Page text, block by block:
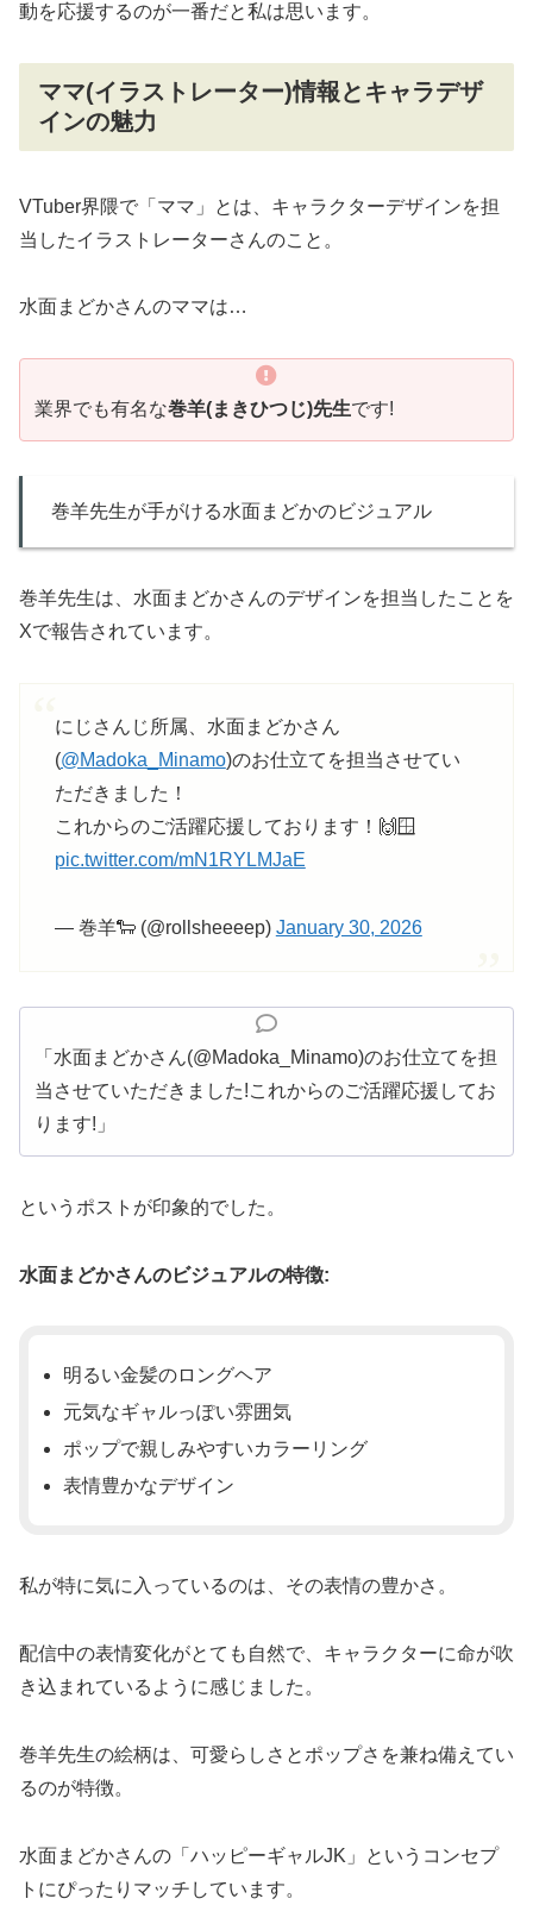
動を応援するのが一番だと私は思います。
ママ(イラストレーター)情報とキャラデザ
インの魅力
VTuber界隈で「ママ」とは、キャラクターデザインを担
当したイラストレーターさんのこと。
水面まどかさんのママは…
業界でも有名な巻羊(まきひつじ)先生です!
巻羊先生が手がける水面まどかのビジュアル
巻羊先生は、水面まどかさんのデザインを担当したことを
Xで報告されています。
にじさんじ所属、水面まどかさん
(@Madoka_Minamo)のお仕立てを担当させてい
ただきました！
これからのご活躍応援しております！🙌🪟
pic.twitter.com/mN1RYLMJaE
— 巻羊🐑 (@rollsheeeep) January 30, 2026
「水面まどかさん(@Madoka_Minamo)のお仕立てを担
当させていただきました!これからのご活躍応援してお
ります!」
というポストが印象的でした。
水面まどかさんのビジュアルの特徴:
明るい金髪のロングヘア
元気なギャルっぽい雰囲気
ポップで親しみやすいカラーリング
表情豊かなデザイン
私が特に気に入っているのは、その表情の豊かさ。
配信中の表情変化がとても自然で、キャラクターに命が吹
き込まれているように感じました。
巻羊先生の絵柄は、可愛らしさとポップさを兼ね備えてい
るのが特徴。
水面まどかさんの「ハッピーギャルJK」というコンセプ
トにぴったりマッチしています。